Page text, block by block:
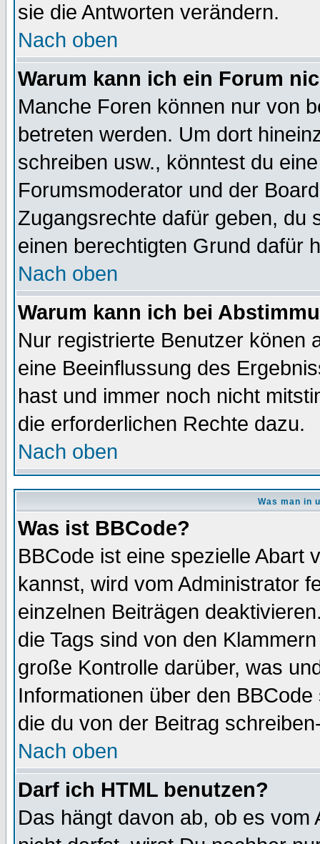
sie die Antworten verändern.
Nach oben
Warum kann ich ein Forum
Manche Foren können nur von
betreten werden. Um dort
schreiben usw., könntest du
Forumsmoderator und der
Zugangsrechte dafür geben, du
einen berechtigten Grund dafür
Nach oben
Warum kann ich bei
Nur registrierte Benutzer könen
eine Beeinflussung des
hast und immer noch nicht
die erforderlichen Rechte dazu.
Nach oben
Was man in
Was ist BBCode?
BBCode ist eine spezielle Abart
kannst, wird vom Administrator
einzelnen Beiträgen
die Tags sind von den
große Kontrolle darüber, was
Informationen über den
die du von der Beitrag
Nach oben
Darf ich HTML benutzen?
Das hängt davon ab, ob es